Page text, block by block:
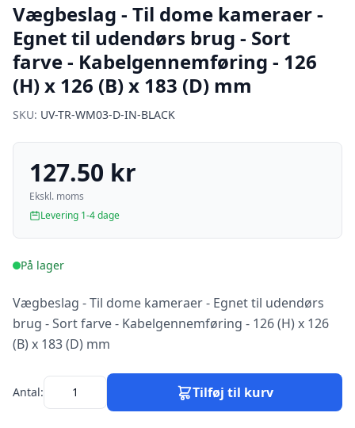
Vægbeslag - Til dome kameraer -
Egnet til udendørs brug - Sort
farve - Kabelgennemføring - 126
(H) x 126 (B) x 183 (D) mm
SKU: UV-TR-WM03-D-IN-BLACK
127.50 kr
Ekskl. moms
Levering 1-4 dage
På lager
Vægbeslag - Til dome kameraer - Egnet til udendørs
brug - Sort farve - Kabelgennemføring - 126 (H) x 126
(B) x 183 (D) mm
Antal: Tilføj til kurv